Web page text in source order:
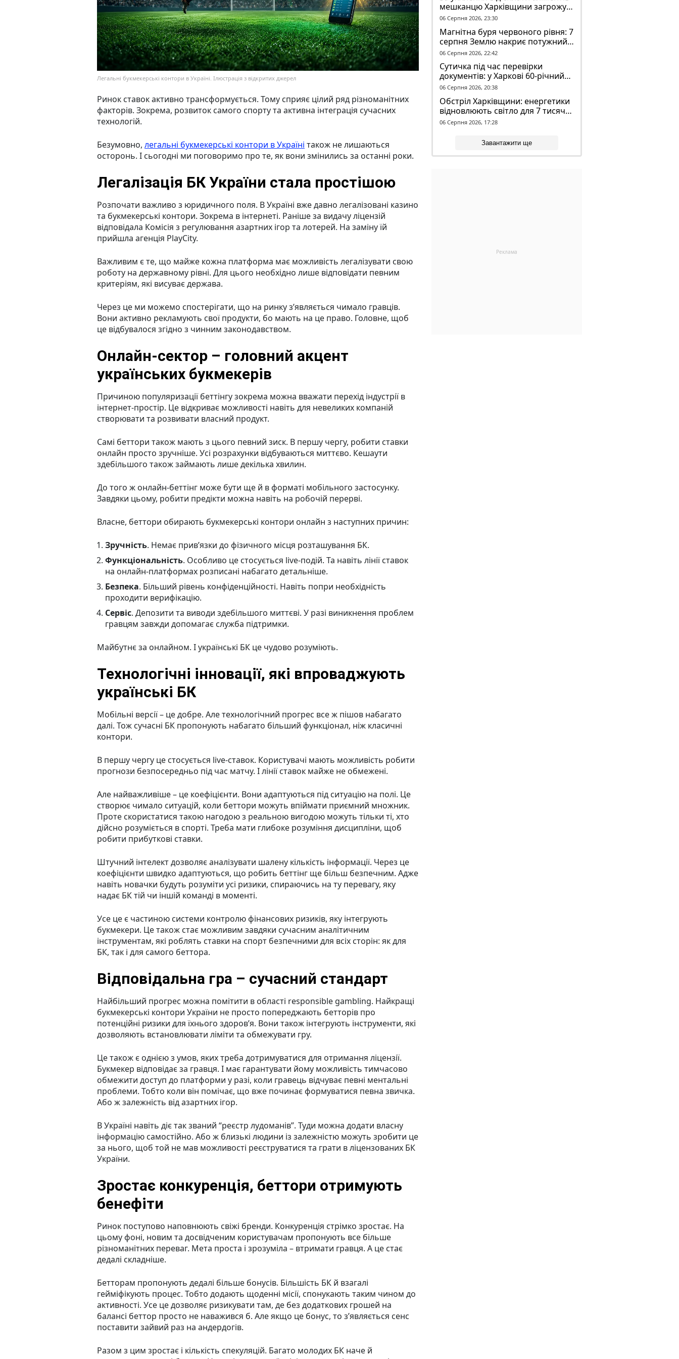
Легальні букмекерські контори в Україні. Ілюстрація з відкритих джерел
Ринок ставок активно трансформується. Тому сприяє цілий ряд різноманітних
факторів. Зокрема, розвиток самого спорту та активна інтеграція сучасних
технологій.
Безумовно, легальні букмекерські контори в Україні також не лишаються
осторонь. І сьогодні ми поговоримо про те, як вони змінились за останні роки.
Легалізація БК України стала простішою
Розпочати важливо з юридичного поля. В Україні вже давно легалізовані казино
та букмекерські контори. Зокрема в інтернеті. Раніше за видачу ліцензій
відповідала Комісія з регулювання азартних ігор та лотерей. На заміну їй
прийшла агенція PlayCity.
Важливим є те, що майже кожна платформа має можливість легалізувати свою
роботу на державному рівні. Для цього необхідно лише відповідати певним
критеріям, які висуває держава.
Через це ми можемо спостерігати, що на ринку з’являється чимало гравців.
Вони активно рекламують свої продукти, бо мають на це право. Головне, щоб
це відбувалося згідно з чинним законодавством.
Онлайн-сектор – головний акцент
українських букмекерів
Причиною популяризації беттінгу зокрема можна вважати перехід індустрії в
інтернет-простір. Це відкриває можливості навіть для невеликих компаній
створювати та розвивати власний продукт.
Самі беттори також мають з цього певний зиск. В першу чергу, робити ставки
онлайн просто зручніше. Усі розрахунки відбуваються миттєво. Кешаути
здебільшого також займають лише декілька хвилин.
До того ж онлайн-беттінг може бути ще й в форматі мобільного застосунку.
Завдяки цьому, робити предікти можна навіть на робочій перерві.
Власне, беттори обирають букмекерські контори онлайн з наступних причин:
Зручність. Немає прив’язки до фізичного місця розташування БК.
Функціональність. Особливо це стосується live-подій. Та навіть лінії ставок
на онлайн-платформах розписані набагато детальніше.
Безпека. Більший рівень конфіденційності. Навіть попри необхідність
проходити верифікацію.
Сервіс. Депозити та виводи здебільшого миттєві. У разі виникнення проблем
гравцям завжди допомагає служба підтримки.
Майбутнє за онлайном. І українські БК це чудово розуміють.
Технологічні інновації, які впроваджують
українські БК
Мобільні версії – це добре. Але технологічний прогрес все ж пішов набагато
далі. Тож сучасні БК пропонують набагато більший функціонал, ніж класичні
контори.
В першу чергу це стосується live-ставок. Користувачі мають можливість робити
прогнози безпосередньо під час матчу. І лінії ставок майже не обмежені.
Але найважливіше – це коефіцієнти. Вони адаптуються під ситуацію на полі. Це
створює чимало ситуацій, коли беттори можуть впіймати приємний множник.
Проте скористатися такою нагодою з реальною вигодою можуть тільки ті, хто
дійсно розуміється в спорті. Треба мати глибоке розуміння дисципліни, щоб
робити прибуткові ставки.
Штучний інтелект дозволяє аналізувати шалену кількість інформації. Через це
коефіцієнти швидко адаптуються, що робить беттінг ще більш безпечним. Адже
навіть новачки будуть розуміти усі ризики, спираючись на ту перевагу, яку
надає БК тій чи іншій команді в моменті.
Усе це є частиною системи контролю фінансових ризиків, яку інтегрують
букмекери. Це також стає можливим завдяки сучасним аналітичним
інструментам, які роблять ставки на спорт безпечними для всіх сторін: як для
БК, так і для самого беттора.
Відповідальна гра – сучасний стандарт
Найбільший прогрес можна помітити в області responsible gambling. Найкращі
букмекерські контори України не просто попереджають бетторів про
потенційні ризики для їхнього здоров’я. Вони також інтегрують інструменти, які
дозволяють встановлювати ліміти та обмежувати гру.
Це також є однією з умов, яких треба дотримуватися для отримання ліцензії.
Букмекер відповідає за гравця. І має гарантувати йому можливість тимчасово
обмежити доступ до платформи у разі, коли гравець відчуває певні ментальні
проблеми. Тобто коли він помічає, що вже починає формуватися певна звичка.
Або ж залежність від азартних ігор.
В Україні навіть діє так званий “реєстр лудоманів”. Туди можна додати власну
інформацію самостійно. Або ж близькі людини із залежністю можуть зробити це
за нього, щоб той не мав можливості реєструватися та грати в ліцензованих БК
України.
Зростає конкуренція, беттори отримують
бенефіти
Ринок поступово наповнюють свіжі бренди. Конкуренція стрімко зростає. На
цьому фоні, новим та досвідченим користувачам пропонують все більше
різноманітних переваг. Мета проста і зрозуміла – втримати гравця. А це стає
дедалі складніше.
Бетторам пропонують дедалі більше бонусів. Більшість БК й взагалі
гейміфікують процес. Тобто додають щоденні місії, спонукають таким чином до
активності. Усе це дозволяє ризикувати там, де без додаткових грошей на
балансі беттор просто не наважився б. Але якщо це бонус, то з’являється сенс
поставити зайвий раз на андердогів.
Разом з цим зростає і кількість спекуляцій. Багато молодих БК наче й
мешканцю Харківщини загрожує
до 2 років обмеження волі
06 Серпня 2026, 23:30
Магнітна буря червоного рівня: 7
серпня Землю накриє потужний
геомагнітний шторм
06 Серпня 2026, 22:42
Сутичка під час перевірки
документів: у Харкові 60-річний
чоловік постраждав у конфлікті з
ТЦК
06 Серпня 2026, 20:38
Обстріл Харківщини: енергетики
відновлюють світло для 7 тисяч
споживачів
06 Серпня 2026, 17:28
Завантажити ще